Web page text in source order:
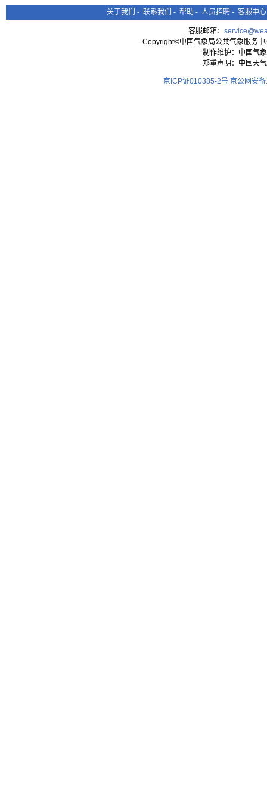
关于我们 - 联系我们 - 帮助 - 人员招聘 - 客服中心
客服邮箱：
Copyright©中国气象局公共气象服务
制作维护：中国气
郑重声明：中国天
京ICP证010385-2号 京公网安